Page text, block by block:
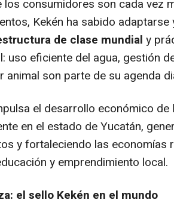
los consumidores son cada vez
Kekén ha sabido adaptarse
de clase mundial y
uso eficiente del agua, gestión
animal son parte de su agenda
el desarrollo económico
en el estado de Yucatán,
y fortaleciendo las economías
y emprendimiento local.
el sello Kekén en el mundo